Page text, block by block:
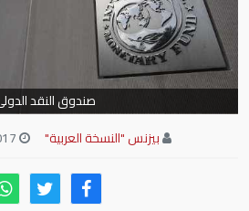
صندوق النقد
بيزنس "النسخة العربية"